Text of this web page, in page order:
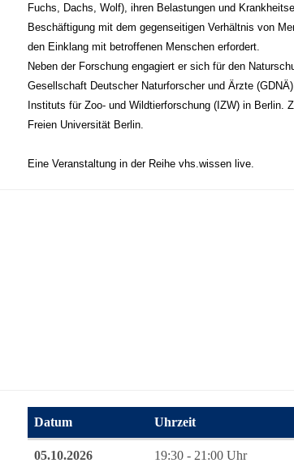
Fuchs, Dachs, Wolf), ihren Belastungen und
Beschäftigung mit dem gegenseitigen Verhältnis von
den Einklang mit betroffenen Menschen erfordert.
Neben der Forschung engagiert er sich für den
Gesellschaft Deutscher Naturforscher und Ärzte
Instituts für Zoo- und Wildtierforschung (IZW) in
Freien Universität Berlin.
Eine Veranstaltung in der Reihe vhs.wissen live.
Datum Uhrzeit
05.10.2026 19:30 - 21:00 Uhr